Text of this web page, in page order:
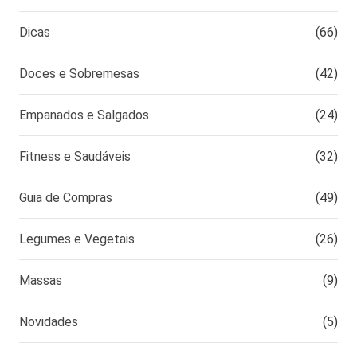
Dicas (66)
Doces e Sobremesas (42)
Empanados e Salgados (24)
Fitness e Saudáveis (32)
Guia de Compras (49)
Legumes e Vegetais (26)
Massas (9)
Novidades (5)